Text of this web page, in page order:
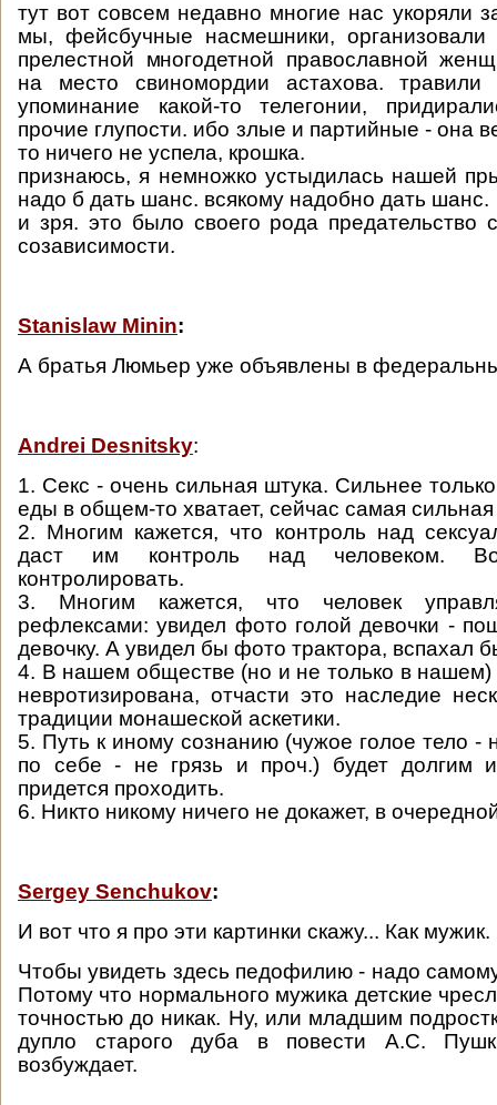
тут вот совсем недавно многие нас укоряли
мы, фейсбучные насмешники, организовали
прелестной многодетной православной
на место свиномордии астахова.
упоминание какой-то телегонии,
прочие глупости. ибо злые и партийные - она
то ничего не успела, крошка.
признаюсь, я немножко устыдилась нашей
надо б дать шанс. всякому надобно дать шанс.
и зря. это было своего рода предательство
созависимости.
Stanislaw Minin:
А братья Люмьер уже объявлены в
Andrei Desnitsky:
1. Секс - очень сильная штука. Сильнее
еды в общем-то хватает, сейчас самая сильная
2. Многим кажется, что контроль над
даст им контроль над человеком.
контролировать.
3. Многим кажется, что человек
рефлексами: увидел фото голой девочки -
девочку. А увидел бы фото трактора, вспахал
4. В нашем обществе (но и не только в нашем)
невротизирована, отчасти это наследие
традиции монашеской аскетики.
5. Путь к иному сознанию (чужое голое тело -
по себе - не грязь и проч.) будет долгим
придется проходить.
6. Никто никому ничего не докажет, в
Sergey Senchukov:
И вот что я про эти картинки скажу... Как
Чтобы увидеть здесь педофилию - надо
Потому что нормального мужика детские
точностью до никак. Ну, или младшим
дупло старого дуба в повести А.С.
возбуждает.